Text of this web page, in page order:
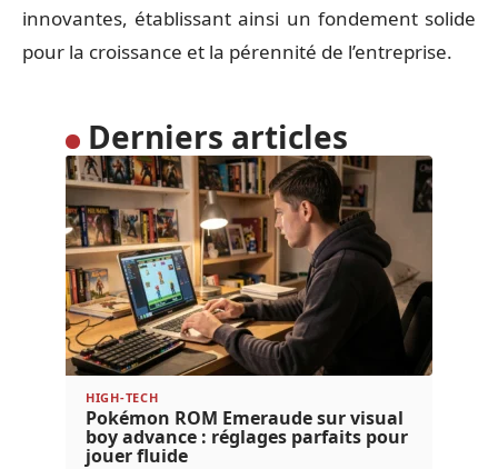
innovantes, établissant ainsi un fondement solide
pour la croissance et la pérennité de l’entreprise.
Derniers articles
HIGH-TECH
Pokémon ROM Emeraude sur visual
boy advance : réglages parfaits pour
jouer fluide